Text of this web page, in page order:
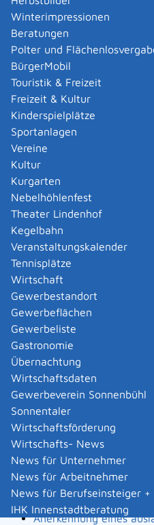
Winterimpressionen
Beratungen
Polter und
BürgerMobil
Touristik & Freizeit
Freizeit & Kultur
Kinderspielplätze
Sportanlagen
Vereine
Kultur
Kurgarten
Nebelhöhlenfest
Theater Lindenhof
Kegelbahn
Veranstaltungskalender
Tennisplätze
Wirtschaft
Gewerbestandort
Gewerbeflächen
Gewerbeliste
Gastronomie
Übernachtung
Wirtschaftsdaten
Gewerbeverein Sonnenbühl
Sonnentaler
Wirtschaftsförderung
Wirtschafts- News
News für Unternehmer
News für Arbeitnehmer
News für Berufseinsteiger +
IHK Innenstadtberatung
Familienpfleger,
Heilpädagoge, Jugend-
Sozialarbeiter,
Berufsausbildung –
Berufsbezeichnung
Altersrente - Rente bei
Ruhestand beantragen
Altersrente für
beantragen
Altersrente für
beantragen
Amtliche
Andere Strafanzeige
Änderung bezüglich des
Anlagen mitteilen
Änderung der
Änderung des
Maßnahme beantragen
Änderung des
Stadt oder Gemeinde
Änderung nach
Bürgergeld mitteilen
Änderung persönlicher
mitteilen
Änderungen an die
Anerkennung als
beantragen
Anerkennung als
Anerkennung als Prüf-,
Überwachungsstelle
Landesbauordnung
Anerkennung eines